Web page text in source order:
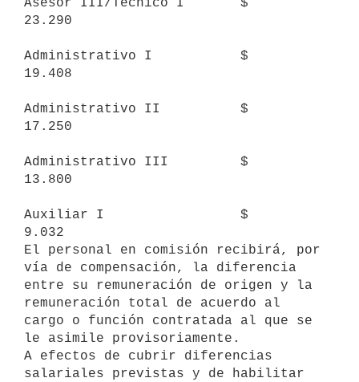
23.290
Administrativo I           $
19.408
Administrativo II          $
17.250
Administrativo III         $
13.800
Auxiliar I                 $
9.032
El personal en comisión recibirá, por
vía de compensación, la diferencia
entre su remuneración de origen y la
remuneración total de acuerdo al
cargo o función contratada al que se
le asimile provisoriamente.
A efectos de cubrir diferencias
salariales previstas y de habilitar